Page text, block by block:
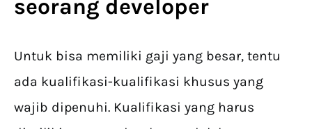
seorang developer
Untuk bisa memiliki gaji yang besar, tentu
ada kualifikasi-kualifikasi khusus yang
wajib dipenuhi. Kualifikasi yang harus